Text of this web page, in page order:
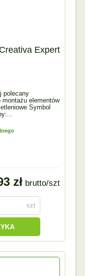
Expert
polecany
montażu elementów
Symbol
zł brutto/szt
szt